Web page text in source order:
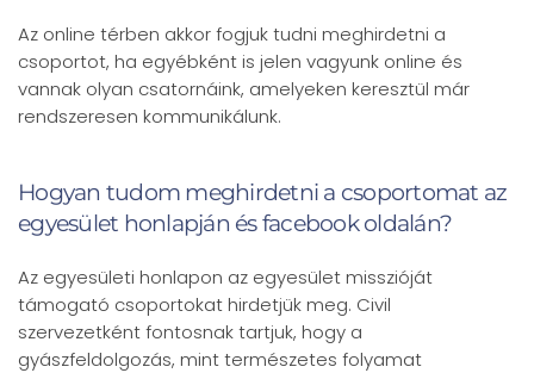
Az online térben akkor fogjuk tudni meghirdetni a
csoportot, ha egyébként is jelen vagyunk online és
vannak olyan csatornáink, amelyeken keresztül már
rendszeresen kommunikálunk.
Hogyan tudom meghirdetni a csoportomat az
egyesület honlapján és facebook oldalán?
Az egyesületi honlapon az egyesület misszióját
támogató csoportokat hirdetjük meg. Civil
szervezetként fontosnak tartjuk, hogy a
gyászfeldolgozás, mint természetes folyamat